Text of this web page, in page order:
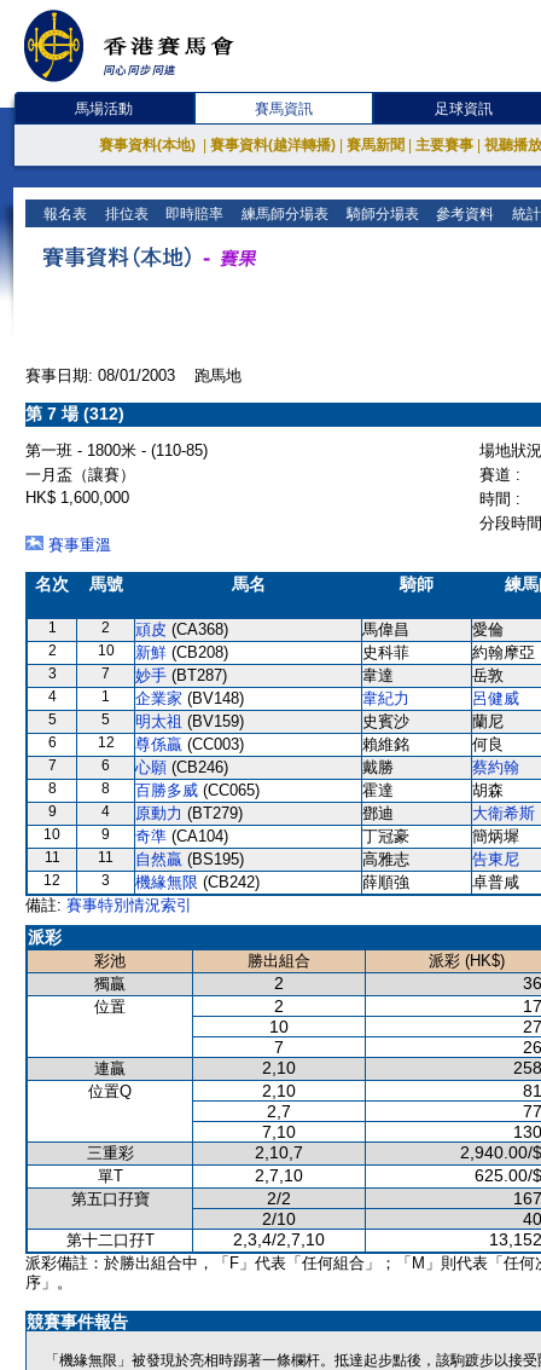
馬場活動 賽馬資訊 足球資訊
賽事資料(本地) 賽事資料(越洋轉播) 賽馬新聞 主要賽事 視聽播
報名表 排位表 即時賠率 練馬師分場表 騎師分場表 參考資料 統
賽事日期: 08/01/2003 跑馬地
第 7 場 (312)
第一班 - 1800米 - (110-85)
場地狀
一月盃（讓賽）
賽道 :
HK$ 1,600,000
時間 :
分段時
賽事重溫
名次 馬號 馬名 騎師 練
1 2 頑皮 (CA368) 馬偉昌 愛倫
2 10 新鮮 (CB208) 史科菲 約翰摩亞
3 7 妙手 (BT287) 韋達 岳敦
4 1 企業家 (BV148) 韋紀力 呂健威
5 5 明太祖 (BV159) 史賓沙 蘭尼
6 12 尊係贏 (CC003) 賴維銘 何良
7 6 心願 (CB246) 戴勝 蔡約翰
8 8 百勝多威 (CC065) 霍達 胡森
9 4 原動力 (BT279) 鄧迪 大衛希斯
10 9 奇準 (CA104) 丁冠豪 簡炳墀
11 11 自然贏 (BS195) 高雅志 告東尼
12 3 機緣無限 (CB242) 薛順強
卓普咸
備註: 賽事特別情況索引
派彩
彩池 勝出組合
派彩 (HK$)
獨贏
2
位置 2
10
7
連贏 2,10
位置Q 2,10
2,7
7,10
三重彩 2,10,7 2,940.00/
單T 2,7,10 625.00/
第五口孖寶 2/2
2/10
第十二口孖T 2,3,4/2,7,10
派彩備註：於勝出組合中，「F」代表「任何組合」；「M」則代表「任何
序」。
競賽事件報告
「機緣無限」被發現於亮相時踢著一條欄杆。抵達起步點後，該駒踱步以接